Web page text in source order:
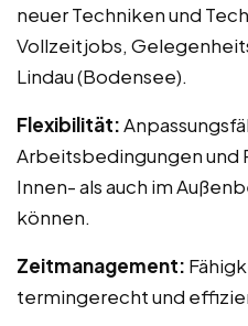
neuer Techniken und
Vollzeitjobs,
Lindau (Bodensee).
Flexibilität:
Arbeitsbedingungen und
Innen- als auch im
können.
Zeitmanagement:
termingerecht und